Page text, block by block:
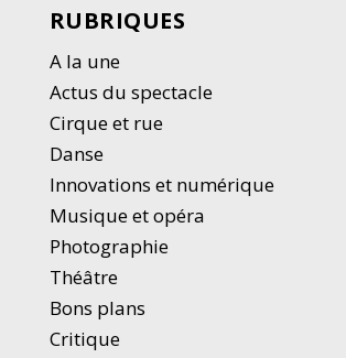
RUBRIQUES
A la une
Actus du spectacle
Cirque et rue
Danse
Innovations et numérique
Musique et opéra
Photographie
Théâtre
Bons plans
Critique